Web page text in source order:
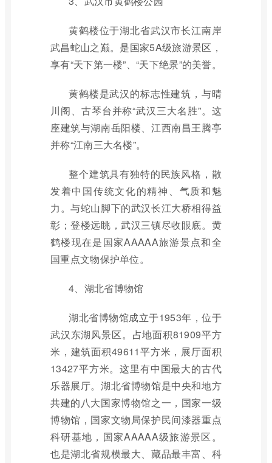
黄鹤楼位于湖北省武汉市长江南岸
武昌蛇山之巅。是国家5A级旅游景区，
享有“天下第一楼”、“天下绝景”的美誉。
黄鹤楼是武汉的标志性建筑，与晴
川阁、古琴台并称“武汉三大名胜”。这
座建筑与湖南岳阳楼、江西南昌王腾亭
并称“江南三大名楼”。
整个建筑具有独特的民族风格，散
发着中国传统文化的精神、气质和魅
力。与蛇山脚下的武汉长江大桥相得益
彰；登楼远眺，武汉三镇尽收眼底。黄
鹤楼现在是国家AAAAA旅游景点和全
国重点文物保护单位。
4、湖北省博物馆
湖北省博物馆成立于1953年，位于
武汉东湖风景区。占地面积81909平方
米，建筑面积49611平方米，展厅面积
13427平方米。这里有中国最大的古代
乐器展厅。湖北省博物馆是中央和地方
共建的八大国家博物馆之一，国家一级
博物馆，国家文物局保护民间漆器重点
科研基地，国家AAAAA级旅游景区。
也是湖北省规模最大、藏品最丰富、科